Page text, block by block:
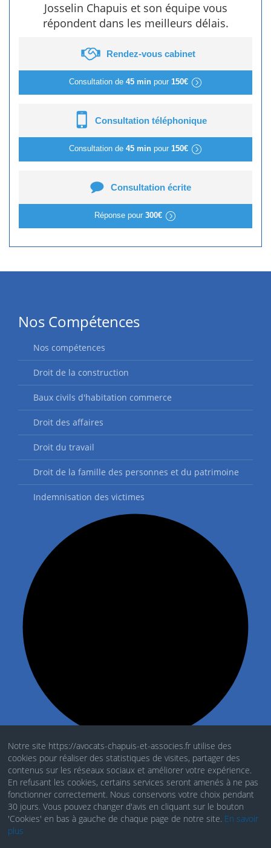
Josselin Chapuis et son équipe vous
répondent dans les meilleurs délais.
Rendez-vous cabinet
Consultation de 45 minpour 150€
Consultation téléphonique
Consultation de 45 minpour 150€
Consultation écrite
Réponse pour 300€
Nos Compétences
Nos compétences
Droit de la construction
Baux civils d'habitation commerce
Droit des affaires
Droit du travail
Droit de la famille des personnes et du patrimoine
Indemnisation des victimes
Mentions Légales
Politique de cookies
RGDP
Notre site https://avocats-chapuis-et-associes.fr utilise des
cookies pour réaliser des statistiques de visites, partager des
contenus sur les réseaux sociaux et améliorer votre expérience.
En refusant les cookies, certains services seront amenés à ne pas
fonctionner correctement. Nous conservons votre choix pendant
30 jours. Vous pouvez changer d'avis en cliquant sur le bouton
'Cookies' en bas à gauche de chaque page de notre site. En savoir
plus